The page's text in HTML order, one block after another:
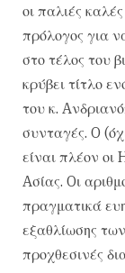
οι παλιές
πρόλογος για
στο τέλος του
κρύβει τίτλο
του κ.
συνταγές. O
είναι πλέον
Aσίας. Oι
πραγματικά
εξαθλίωσης
προχθεσινές